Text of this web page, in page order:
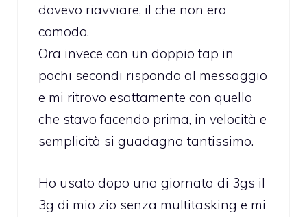
dovevo riavviare, il che non era
comodo.
Ora invece con un doppio tap in
pochi secondi rispondo al messaggio
e mi ritrovo esattamente con quello
che stavo facendo prima, in velocità e
semplicità si guadagna tantissimo.
Ho usato dopo una giornata di 3gs il
3g di mio zio senza multitasking e mi